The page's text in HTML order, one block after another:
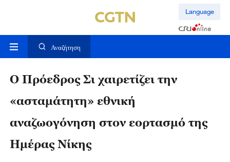
Language
Αναζήτηση
Ο Πρόεδρος Σι χαιρετίζει την
«ασταμάτητη» εθνική
αναζωογόνηση στον εορτασμό της
Ημέρας Νίκης